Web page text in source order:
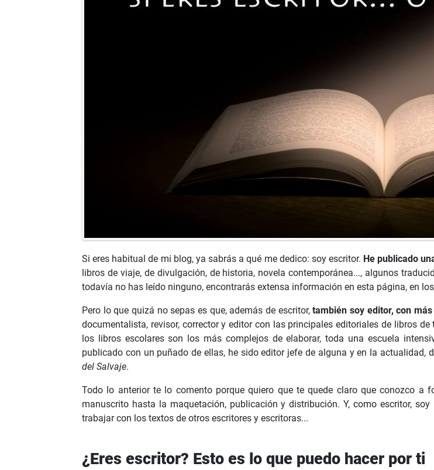
Si eres habitual de mi blog, ya sabrás a qué me dedico: soy escritor. He publicado
libros de viaje, de divulgación, de historia, novela contemporánea..., algunos
todavía no has leído ninguno, encontrarás extensa información en esta página, en
Pero lo que quizá no sepas es que, además de escritor,también soy editor, con
documentalista, revisor, corrector y editor con las principales editoriales de libros
los libros escolares son los más complejos de elaborar, toda una escuela
publicado con un puñado de ellas, he sido editor jefe de alguna y en la
del Salvaje.
Todo lo anterior te lo comento porque quiero que te quede claro que conozco a
manuscrito hasta la maquetación, publicación y distribución. Y, como escritor,
trabajar con los textos de otros escritores y escritoras...
¿Eres escritor? Esto es lo que puedo hacer por ti